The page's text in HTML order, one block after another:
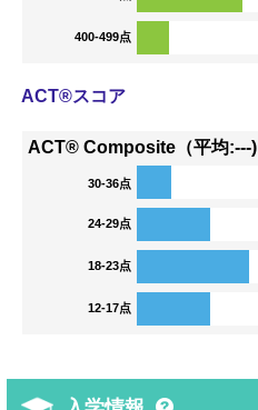
400-499点
ACT®スコア
ACT® Composite（平均:---)
30-36点
24-29点
18-23点
12-17点